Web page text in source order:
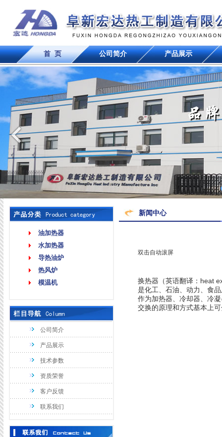
首 页 公司简介 产品展示
油加热器
水加热器
导热油炉
热风炉
模温机
公司简介
产品展示
技术参数
资质荣誉
客户反馈
联系我们
新闻中心
双击自动滚屏
换热器（英语翻译：heat
是化工、石油、动力、食
作为加热器、冷却器、冷
交换的原理和方式基本上